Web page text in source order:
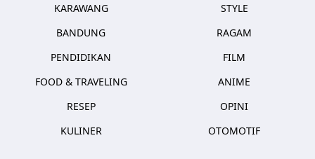
KARAWANG
BANDUNG
PENDIDIKAN
FOOD & TRAVELING
RESEP
KULINER
STYLE
RAGAM
FILM
ANIME
OPINI
OTOMOTIF